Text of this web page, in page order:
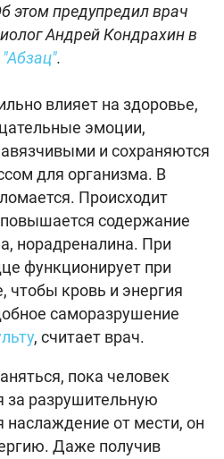
этом предупредил врач
Андрей Кондрахин в
"Абзац".
влияет на здоровье,
эмоции,
и сохраняются
для организма. В
Происходит
содержание
норадреналина. При
функционирует при
чтобы кровь и энергия
саморазрушение
, считает врач.
пока человек
за разрушительную
от мести, он
Даже получив